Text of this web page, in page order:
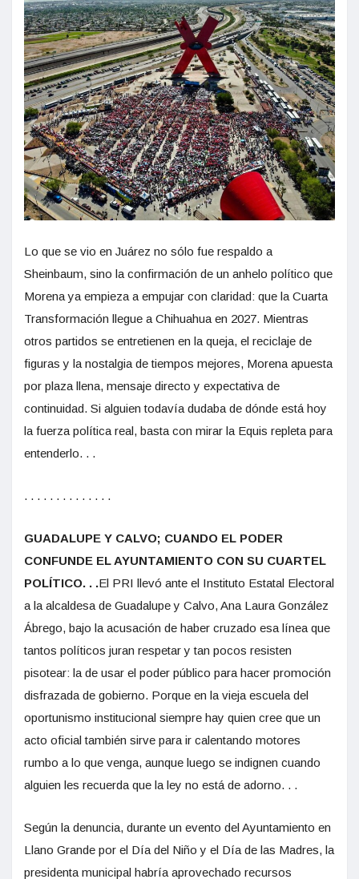
Lo que se vio en Juárez no sólo fue respaldo a
Sheinbaum, sino la confirmación de un anhelo político que
Morena ya empieza a empujar con claridad: que la Cuarta
Transformación llegue a Chihuahua en 2027. Mientras
otros partidos se entretienen en la queja, el reciclaje de
figuras y la nostalgia de tiempos mejores, Morena apuesta
por plaza llena, mensaje directo y expectativa de
continuidad. Si alguien todavía dudaba de dónde está hoy
la fuerza política real, basta con mirar la Equis repleta para
entenderlo. . .
. . . . . . . . . . . . . .
GUADALUPE Y CALVO; CUANDO EL PODER
CONFUNDE EL AYUNTAMIENTO CON SU CUARTEL
POLÍTICO. . .El PRI llevó ante el Instituto Estatal Electoral
a la alcaldesa de Guadalupe y Calvo, Ana Laura González
Ábrego, bajo la acusación de haber cruzado esa línea que
tantos políticos juran respetar y tan pocos resisten
pisotear: la de usar el poder público para hacer promoción
disfrazada de gobierno. Porque en la vieja escuela del
oportunismo institucional siempre hay quien cree que un
acto oficial también sirve para ir calentando motores
rumbo a lo que venga, aunque luego se indignen cuando
alguien les recuerda que la ley no está de adorno. . .
Según la denuncia, durante un evento del Ayuntamiento en
Llano Grande por el Día del Niño y el Día de las Madres, la
presidenta municipal habría aprovechado recursos